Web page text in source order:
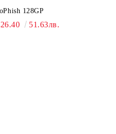
128GP
51.63лв.